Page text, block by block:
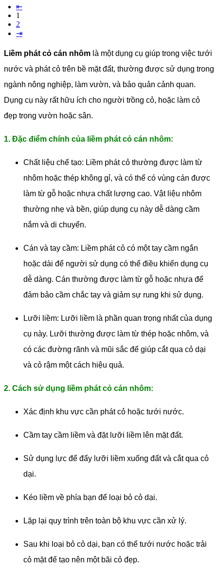
⇤
1
2
⇥
Liềm phát cỏ cán nhôm là một dụng cụ giúp trong việc tưới
nước và phát cỏ trên bề mặt đất, thường được sử dụng trong
ngành nông nghiệp, làm vườn, và bảo quản cảnh quan.
Dụng cụ này rất hữu ích cho người trồng cỏ, hoặc làm cỏ
đẹp trong vườn hoặc sân.
1. Đặc điểm chính của liềm phát cỏ cán nhôm:
Chất liệu chế tạo: Liềm phát cỏ thường được làm từ
nhôm hoặc thép không gỉ, và có thể có vùng cán được
làm từ gỗ hoặc nhựa chất lượng cao. Vật liệu nhôm
thường nhẹ và bền, giúp dụng cụ này dễ dàng cầm
nắm và di chuyển.
Cán và tay cầm: Liềm phát cỏ có một tay cầm ngắn
hoặc dài để người sử dụng có thể điều khiển dụng cụ
dễ dàng. Cán thường được làm từ gỗ hoặc nhựa để
đảm bảo cầm chắc tay và giảm sự rung khi sử dụng.
Lưỡi liềm: Lưỡi liềm là phần quan trọng nhất của dụng
cụ này. Lưỡi thường được làm từ thép hoặc nhôm, và
có các đường rãnh và mũi sắc để giúp cắt qua cỏ dại
và cỏ rậm một cách hiệu quả.
2. Cách sử dụng liềm phát cỏ cán nhôm:
Xác định khu vực cần phát cỏ hoặc tưới nước.
Cầm tay cầm liềm và đặt lưỡi liềm lên mặt đất.
Sử dụng lực để đẩy lưỡi liềm xuống đất và cắt qua cỏ
dại.
Kéo liềm về phía bạn để loại bỏ cỏ dại.
Lặp lại quy trình trên toàn bộ khu vực cần xử lý.
Sau khi loại bỏ cỏ dại, bạn có thể tưới nước hoặc trải
cỏ mặt để tạo nên một bãi cỏ đẹp.